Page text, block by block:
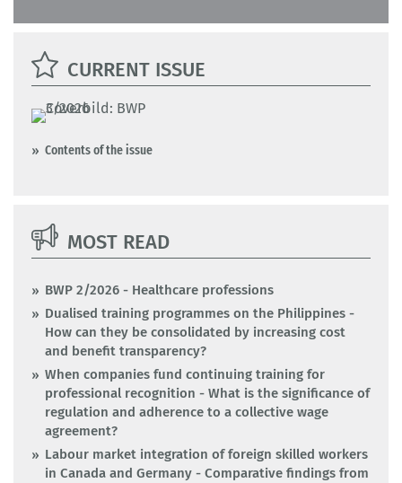
CURRENT ISSUE
Contents of the issue
MOST READ
BWP 2/2026 - Healthcare professions
Dualised training programmes on the Philippines -
How can they be consolidated by increasing cost
and benefit transparency?
When companies fund continuing training for
professional recognition - What is the significance of
regulation and adherence to a collective wage
agreement?
Labour market integration of foreign skilled workers
in Canada and Germany - Comparative findings from